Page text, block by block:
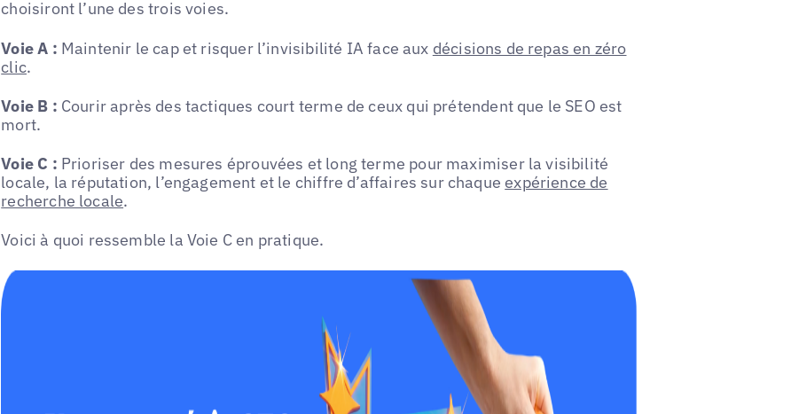
choisiront l’une des trois voies.
Voie A : Maintenir le cap et risquer l’invisibilité IA face aux décisions de repas en zéro
clic.
Voie B : Courir après des tactiques court terme de ceux qui prétendent que le SEO est
mort.
Voie C : Prioriser des mesures éprouvées et long terme pour maximiser la visibilité
locale, la réputation, l’engagement et le chiffre d’affaires sur chaque expérience de
recherche locale.
Voici à quoi ressemble la Voie C en pratique.